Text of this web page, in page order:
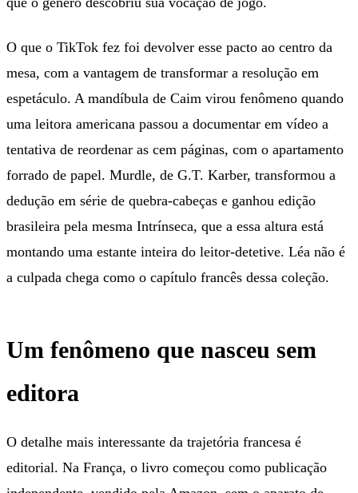
O que o TikTok fez foi devolver esse pacto ao centro da
mesa, com a vantagem de transformar a resolução em
espetáculo. A mandíbula de Caim virou fenômeno quando
uma leitora americana passou a documentar em vídeo a
tentativa de reordenar as cem páginas, com o apartamento
forrado de papel. Murdle, de G.T. Karber, transformou a
dedução em série de quebra-cabeças e ganhou edição
brasileira pela mesma Intrínseca, que a essa altura está
montando uma estante inteira do leitor-detetive. Léa não é
a culpada chega como o capítulo francês dessa coleção.
Um fenômeno que nasceu sem
editora
O detalhe mais interessante da trajetória francesa é
editorial. Na França, o livro começou como publicação